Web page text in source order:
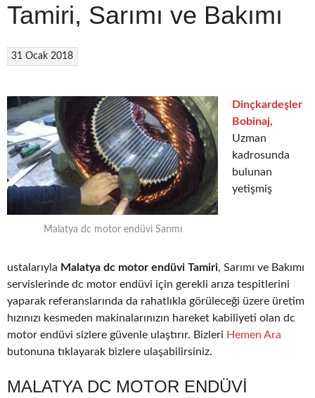
Tamiri, Sarımı ve Bakımı
31 Ocak 2018
Malatya dc motor endüvi Sarımı
Dinçkardeşler
Bobinaj,
Uzman
kadrosunda
bulunan
yetişmiş
ustalarıyla Malatya dc motor endüvi Tamiri, Sarımı ve Bakımı
servislerinde dc motor endüvi için gerekli arıza tespitlerini
yaparak referanslarında da rahatlıkla görüleceği üzere üretim
hızınızı kesmeden makinalarınızın hareket kabiliyeti olan dc
motor endüvi sizlere güvenle ulaştırır. Bizleri Hemen Ara
butonuna tıklayarak bizlere ulaşabilirsiniz.
MALATYA DC MOTOR ENDÜVI